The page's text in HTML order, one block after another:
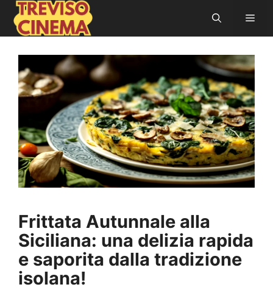
Vai
contenuto
Frittata Autunnale alla
Siciliana: una delizia rapida
e saporita dalla tradizione
isolana!